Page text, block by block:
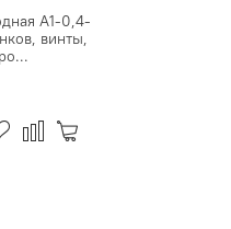
А1-0,4-
винты,